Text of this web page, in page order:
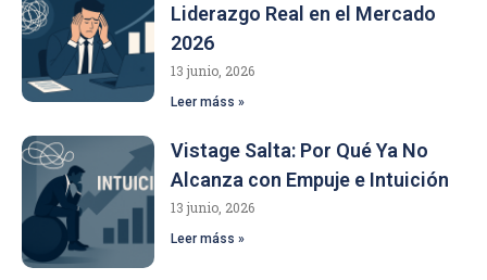
Liderazgo Real en el Mercado
2026
13 junio, 2026
Leer máss »
Vistage Salta: Por Qué Ya No
Alcanza con Empuje e Intuición
13 junio, 2026
Leer máss »